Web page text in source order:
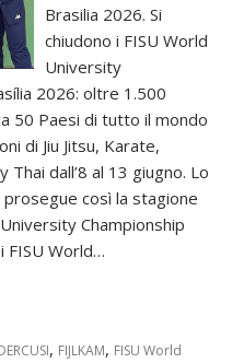
Brasilia 2026. Si
chiudono i FISU World
University
2026: oltre 1.500
50 Paesi di tutto il mondo
di Jiu Jitsu, Karate,
Thai dall’8 al 13 giugno. Lo
così la stagione
Championship
FISU World…
, FIJLKAM, FISU World